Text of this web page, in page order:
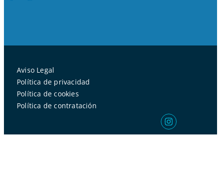
Aviso Legal
Política de privacidad
Política de cookies
Política de contratación